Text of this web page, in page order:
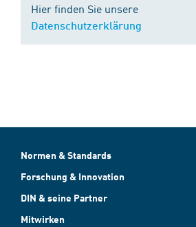
Hier finden Sie unsere
Datenschutzerklärung
Normen & Standards
Forschung & Innovation
DIN & seine Partner
Mitwirken